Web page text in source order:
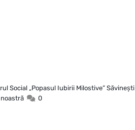
Social „Popasul Iubirii Milostive” Săvineşti
0